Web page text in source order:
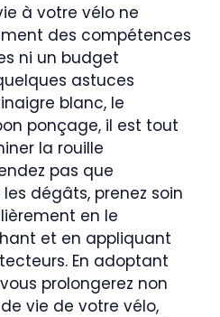
à votre vélo ne
des compétences
ni un budget
astuces
blanc, le
ponçage, il est tout
la rouille
pas que
dégâts, prenez soin
en le
et en appliquant
En adoptant
prolongerez non
vie de votre vélo,